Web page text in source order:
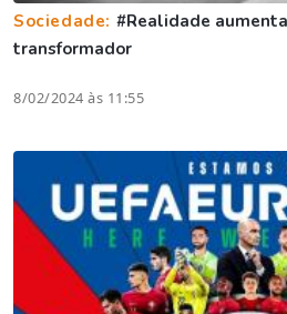
Sociedade: #Realidade
transformador
8/02/2024 às 11:55